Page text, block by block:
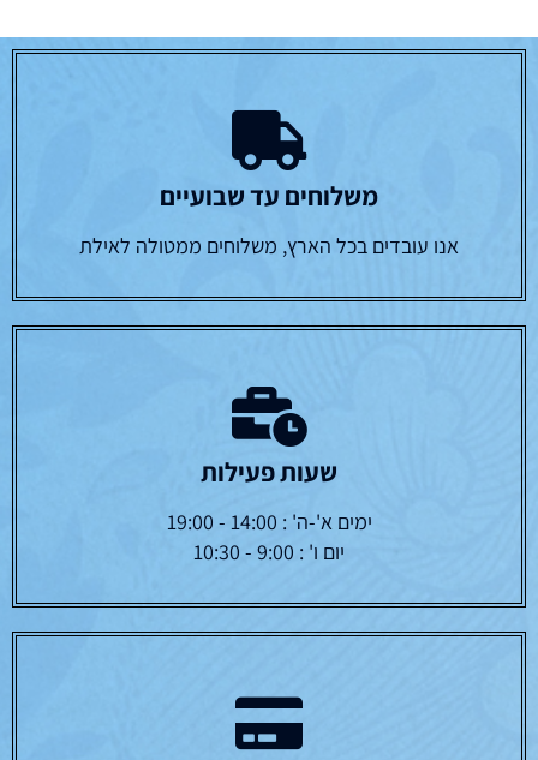
משלוחים עד שבועיים
אנו עובדים בכל הארץ, משלוחים ממטולה לאילת
שעות פעילות
ימים א'-ה' : 14:00 - 19:00
יום ו' : 9:00 - 10:30